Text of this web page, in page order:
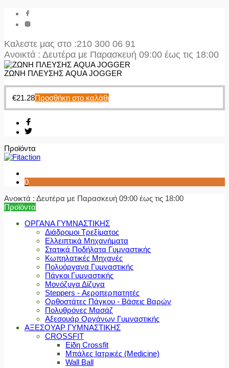
Καλεστε μας στο :210 300 06 91
Ανοικτά : Δευτέρα με Παρασκευή 09:00 έως τις 18:00
ΖΩΝΗ ΠΛΕΥΣΗΣ AQUA JOGGER
€21.28Προσθήκη στο καλάθι
Προϊόντα
0
Ανοικτά : Δευτέρα με Παρασκευή 09:00 έως τις 18:00
Προϊόντα
ΟΡΓΑΝΑ ΓΥΜΝΑΣΤΙΚΗΣ
Διάδρομοι Τρεξίματος
Ελλειπτικά Μηχανήματα
Στατικά Ποδήλατα Γυμναστικής
Κωπηλατικές Μηχανές
Πολυόργανα Γυμναστικής
Πάγκοι Γυμναστικής
Μονόζυγα Δίζυγα
Steppers - Αεροπερπατητές
Ορθοστάτες Πάγκου - Βάσεις Βαρών
Πολυθρόνες Μασάζ
Αξεσουάρ Οργάνων Γυμναστικής
ΑΞΕΣΟΥΑΡ ΓΥΜΝΑΣΤΙΚΗΣ
CROSSFIT
Είδη Crossfit
Μπάλες Ιατρικές (Medicine)
Wall Ball